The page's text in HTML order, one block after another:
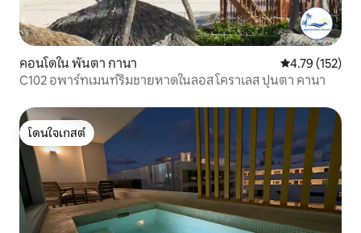
คอนโดใน พันตา กานา คะแนนเฉลี่ย
4.79 (152)
C102 อพาร์ทเมนท์ริมชายหาดในลอส โคราเลส ปุนตา คานา
โดนใจเกสต์
โดนใจเกสต์